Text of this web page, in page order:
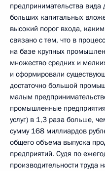
предпринимательства вида
больших капитальных
высокий порог входа,
связано с тем, что в
на базе крупных
множество средних и
и сформировали
достаточно большой
малым
промышленные
услуг) в 1,3 раза больше,
сумму 168 миллиардов
общего объема выпуска
предприятий. Судя по
производительности труда